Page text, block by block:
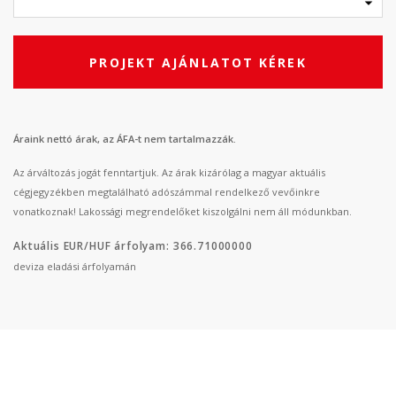
PROJEKT AJÁNLATOT KÉREK
Áraink nettó árak, az ÁFA-t nem tartalmazzák.
Az árváltozás jogát fenntartjuk. Az árak kizárólag a magyar aktuális
cégjegyzékben megtalálható adószámmal rendelkező vevőinkre
vonatkoznak! Lakossági megrendelőket kiszolgálni nem áll módunkban.
Aktuális EUR/HUF árfolyam: 366.71000000
deviza eladási árfolyamán